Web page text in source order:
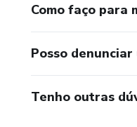
Como faço para
Posso
Tenho outras